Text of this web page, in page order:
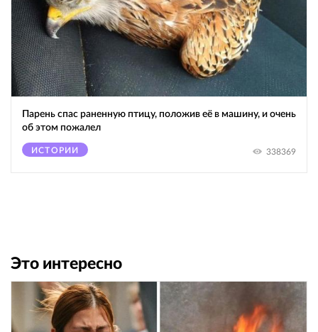
Парень спас раненную птицу, положив её в машину, и очень
об этом пожалел
ИСТОРИИ 338369
Это интересно